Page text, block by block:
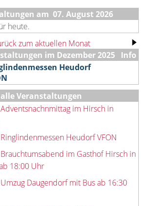
am 07. August 2026
heute.
zum aktuellen Monat
im Dezember 2025
Info
Heudorf
alle Veranstaltungen
Adventsnachnmittag im Hirsch in
Ringlindenmessen Heudorf VFON
Brauchtumsabend im Gasthof Hirsch in
18:00 Uhr
Umzug Daugendorf mit Bus ab 16:30